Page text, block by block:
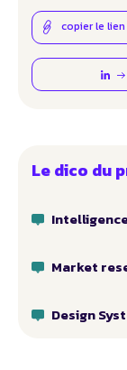
copier le lien
Le dico du
Market
Design